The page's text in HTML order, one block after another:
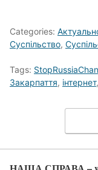
Categories:
Суспільство,
Tags:
Закарпаття, інтернет,